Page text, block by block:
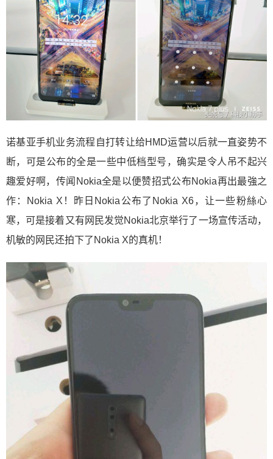
诺基亚手机业务流程自打转让给HMD运营以后就一直姿势不
断，可是公布的全是一些中低档型号，确实是令人吊不起兴
趣爱好啊，传闻Nokia全是以便赞招式公布Nokia再出最強之
作：Nokia X！昨日Nokia公布了Nokia X6，让一些粉絲心
寒，可是接着又有网民发觉Nokia北京举行了一场宣传活动，
机敏的网民还拍下了Nokia X的真机！